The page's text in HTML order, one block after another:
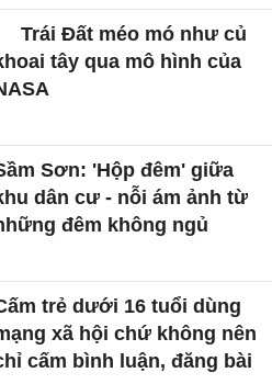
Trái Đất méo mó như củ
tây qua mô hình của
Sơn: 'Hộp đêm' giữa
dân cư - nỗi ám ảnh từ
đêm không ngủ
trẻ dưới 16 tuổi dùng
xã hội chứ không nên
cấm bình luận, đăng bài